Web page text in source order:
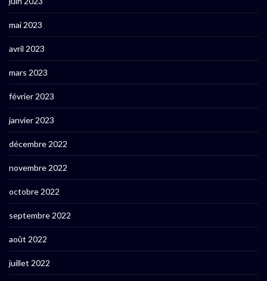
mai 2023
avril 2023
mars 2023
février 2023
janvier 2023
décembre 2022
novembre 2022
octobre 2022
septembre 2022
août 2022
juillet 2022